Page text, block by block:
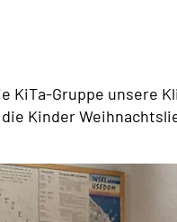
KiTa-Gruppe unsere
Kinder